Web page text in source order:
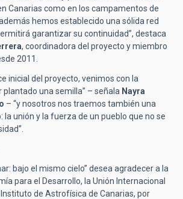
Canarias como en los campamentos de
hemos establecido una sólida red
garantizar su continuidad”, destaca
, coordinadora del proyecto y miembro
2011.
inicial del proyecto, venimos con la
plantado una semilla” – señala Nayra
– “y nosotros nos traemos también una
la unión y la fuerza de un pueblo que no se
bajo el mismo cielo” desea agradecer a la
para el Desarrollo, la Unión Internacional
de Astrofísica de Canarias, por